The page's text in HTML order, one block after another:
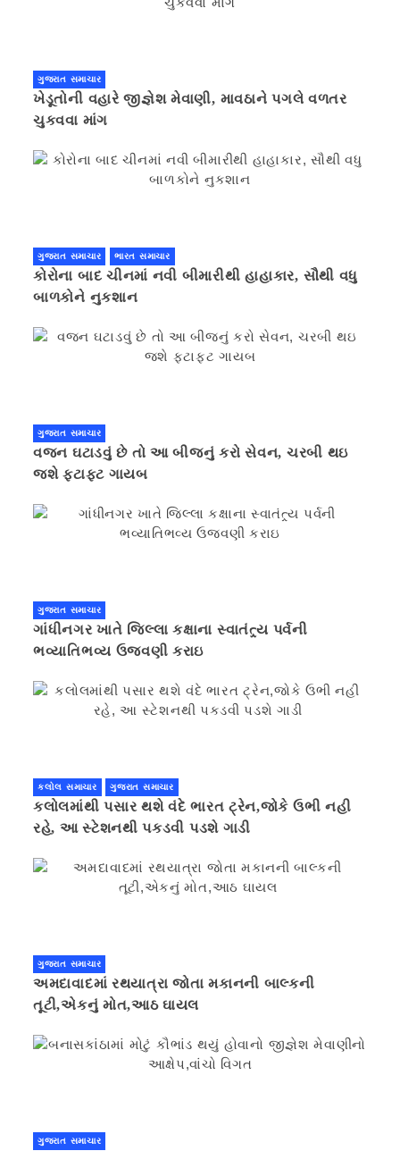
ગુજરાત સમાચાર
ખેડૂતોની વહારે જીજ્ઞેશ મેવાણી, માવઠાને પગલે વળતર
ચુકવવા માંગ
ગુજરાત સમાચાર ભારત સમાચાર
કોરોના બાદ ચીનમાં નવી બીમારીથી હાહાકાર, સૌથી વધુ
બાળકોને નુકશાન
ગુજરાત સમાચાર
વજન ઘટાડવું છે તો આ બીજનું કરો સેવન, ચરબી થઇ
જશે ફટાફટ ગાયબ
ગુજરાત સમાચાર
ગાંધીનગર ખાતે જિલ્લા કક્ષાના સ્વાતંત્ર્ય પર્વની
ભવ્યાતિભવ્ય ઉજવણી કરાઇ
કલોલ સમાચાર ગુજરાત સમાચાર
કલોલમાંથી પસાર થશે વંદે ભારત ટ્રેન,જોકે ઉભી નહી
રહે, આ સ્ટેશનથી પકડવી પડશે ગાડી
ગુજરાત સમાચાર
અમદાવાદમાં રથયાત્રા જોતા મકાનની બાલ્કની
તૂટી,એકનું મોત,આઠ ઘાયલ
ગુજરાત સમાચાર